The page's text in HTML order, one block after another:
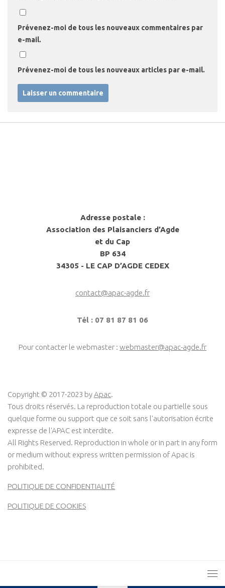
Prévenez-moi de tous les nouveaux commentaires par
e-mail.
Prévenez-moi de tous les nouveaux articles par e-mail.
Adresse postale :
Association des Plaisanciers d’Agde
et du Cap
BP 634
34305 - LE CAP D’AGDE CEDEX
contact@apac-agde.fr
Tél : 07 81 87 81 06
Pour contacter le webmaster : webmaster@apac-agde.fr
Copyright © 2017-2023 byApac.
Tous droits réservés. La reproduction totale ou partielle sous
quelque forme ou support que ce soit sans l'autorisation écrite
expresse de l'APAC est interdite.
All Rights Reserved. Reproduction in whole or in part in any form
or medium without express written permission of Apac is
prohibited.
POLITIQUE DE CONFIDENTIALITÉ
POLITIQUE DE COOKIES